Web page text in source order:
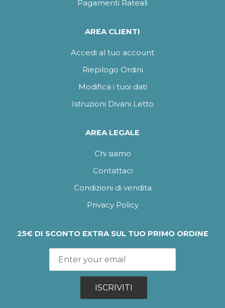
Pagamenti Rateali
AREA CLIENTI
Accedi al tuo account
Riepilogo Ordini
Modifica i tuoi dati
Istruzioni Divani Letto
AREA LEGALE
Chi siamo
Contattaci
Condizioni di vendita
Privacy Policy
25€ DI SCONTO EXTRA SUL TUO PRIMO ORDINE
ISCRIVITI